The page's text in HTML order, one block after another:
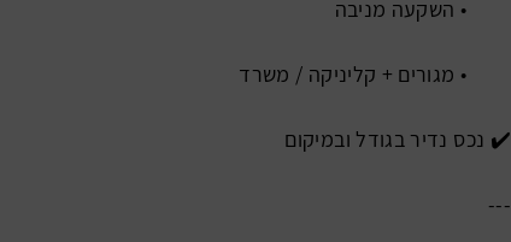
• השקעה מניבה
• מגורים + קליניקה / משרד
✔️ נכס נדיר בגודל ובמיקום
---